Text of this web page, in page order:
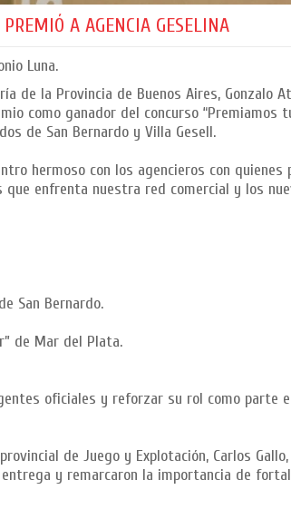
A AGENCIA GESELINA
Luna.
de la Provincia de Buenos Aires, Gonzalo
como ganador del concurso “Premiamos
de San Bernardo y Villa Gesell.
hermoso con los agencieros con
enfrenta nuestra red comercial y los
San Bernardo.
de Mar del Plata.
oficiales y reforzar su rol como parte
de Juego y Explotación, Carlos
entrega y remarcaron la importancia de